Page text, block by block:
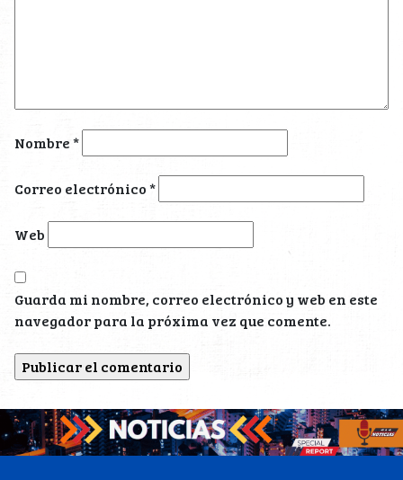
Nombre*
Correo electrónico*
Web
Guarda mi nombre, correo electrónico y web en este
navegador para la próxima vez que comente.